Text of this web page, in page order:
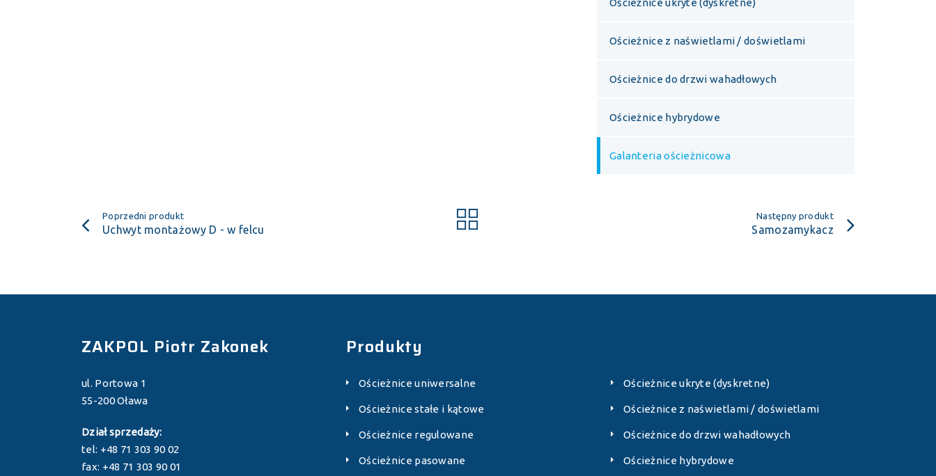
Ościeżnice ukryte (dyskretne)
Ościeżnice z naświetlami / doświetlami
Ościeżnice do drzwi wahadłowych
Ościeżnice hybrydowe
Galanteria ościeżnicowa
Poprzedni produkt
Uchwyt montażowy D - w felcu
Następny produkt
Samozamykacz
ZAKPOL Piotr Zakonek
ul. Portowa 1
55-200 Oława
Dział sprzedaży:
tel: +48 71 303 90 02
fax: +48 71 303 90 01
Produkty
Ościeżnice uniwersalne
Ościeżnice stałe i kątowe
Ościeżnice regulowane
Ościeżnice pasowane
Ościeżnice ukryte (dyskretne)
Ościeżnice z naświetlami / doświetlami
Ościeżnice do drzwi wahadłowych
Ościeżnice hybrydowe